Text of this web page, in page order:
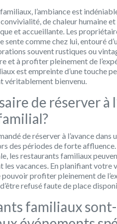
l’ambiance est
de chaleur humaine
et accueillante. Les
sente comme chez lui, entouré
souvent rustiques ou
et à profiter pleinement de
est empreinte d’une touche
véritablement bienvenu.
de réserver à
de réserver à l’avance
des périodes de forte
les restaurants familiaux
les vacances. En planifiant
pouvoir profiter pleinement de
refusé faute de place
familiaux